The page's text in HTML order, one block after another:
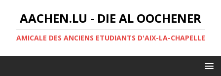
AACHEN.LU - DIE AL OOCHENER
AMICALE DES ANCIENS ETUDIANTS D'AIX-LA-CHAPELLE